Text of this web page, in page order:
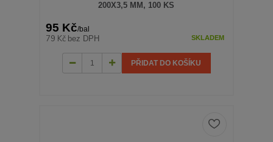
200X3,5 MM, 100 KS
95 Kč/bal
79 Kč bez DPH SKLADEM
PŘIDAT DO KOŠÍKU